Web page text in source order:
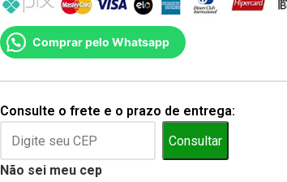
Comprar pelo Whatsapp
Consulte o frete e o prazo de entrega:
Consultar
Não sei meu cep